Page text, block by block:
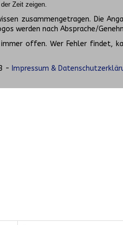
Zeit zeigen.
zusammengetragen. Die
werden nach Absprache/
immer offen. Wer Fehler
- Impressum &